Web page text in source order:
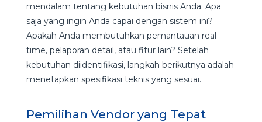
mendalam tentang kebutuhan bisnis Anda. Apa
saja yang ingin Anda capai dengan sistem ini?
Apakah Anda membutuhkan pemantauan real-
time, pelaporan detail, atau fitur lain? Setelah
kebutuhan diidentifikasi, langkah berikutnya adalah
menetapkan spesifikasi teknis yang sesuai.
Pemilihan Vendor yang Tepat